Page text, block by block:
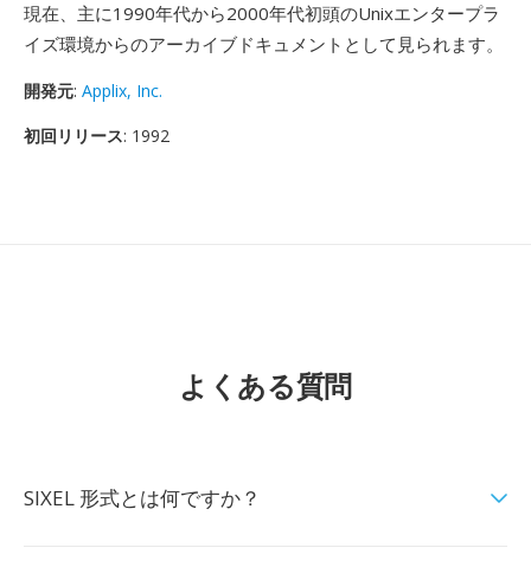
現在、主に1990年代から2000年代初頭のUnixエンタープラ
イズ環境からのアーカイブドキュメントとして見られます。
開発元: Applix, Inc.
初回リリース: 1992
よくある質問
SIXEL 形式とは何ですか？